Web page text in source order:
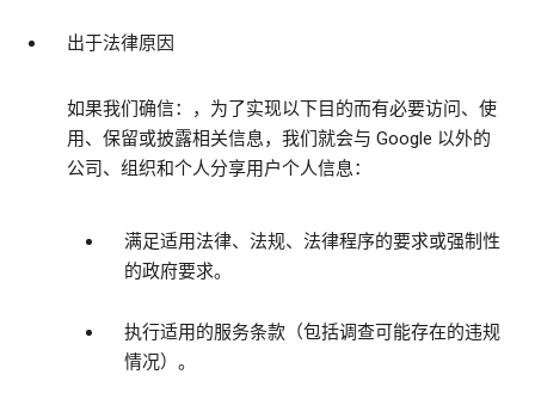
出于法律原因
如果我们确信：，为了实现以下目的而有必要访问、使
用、保留或披露相关信息，我们就会与 Google 以外的
公司、组织和个人分享用户个人信息：
满足适用法律、法规、法律程序的要求或强制性
的政府要求。
执行适用的服务条款（包括调查可能存在的违规
情况）。